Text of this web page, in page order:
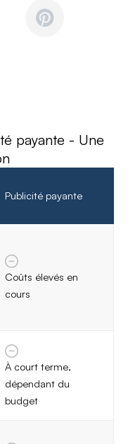
payante - Une
Publicité payante
Coûts élevés en
cours
À court terme,
dépendant du
budget